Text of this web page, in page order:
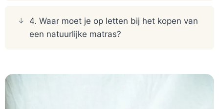
4. Waar moet je op letten bij het kopen van
een natuurlijke matras?